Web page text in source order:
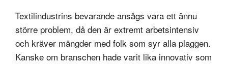
Textilindustrins bevarande ansågs vara ett ännu
större problem, då den är extremt arbetsintensiv
och kräver mängder med folk som syr alla plaggen.
Kanske om branschen hade varit lika innovativ som